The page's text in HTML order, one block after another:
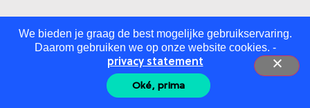
We bieden je graag de best mogelijke gebruikservaring.
Daarom gebruiken we op onze website cookies. -
privacy statement
Oké, prima